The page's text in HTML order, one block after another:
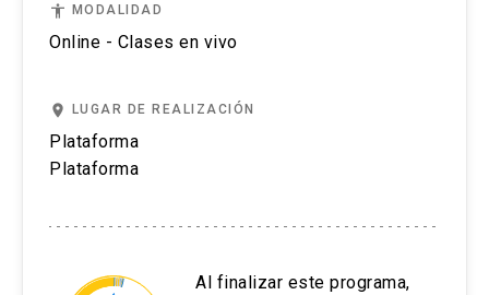
accessibility MODALIDAD
Online - Clases en vivo
place LUGAR DE REALIZACIÓN
Plataforma
Plataforma
Al finalizar este programa,